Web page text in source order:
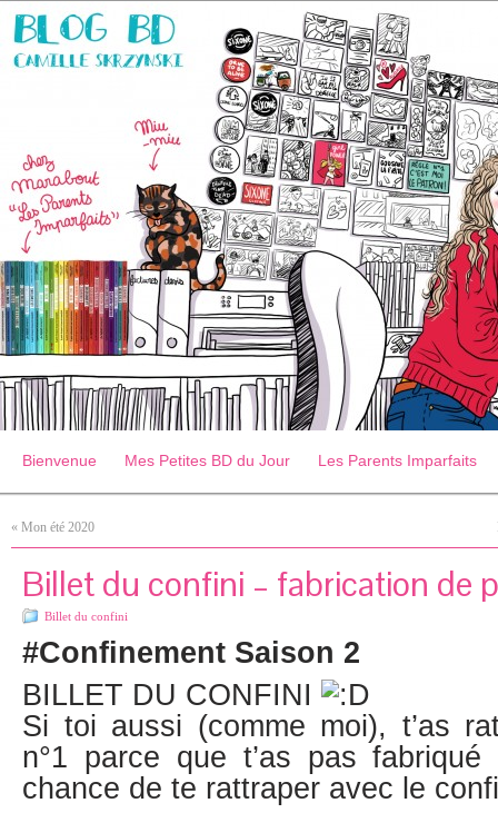
Bienvenue Mes Petites BD du Jour Les Parents Imparfaits
« Mon été 2020
Billet du confini – fabrication de
Billet du confini
#Confinement Saison 2
BILLET DU CONFINI
Si toi aussi (comme moi), t’as
n°1 parce que t’as pas
chance de te rattraper avec le